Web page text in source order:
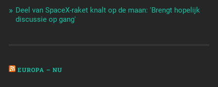
Deel van SpaceX-raket knalt op de maan: 'Brengt hopelijk
discussie op gang'
EUROPA – NU